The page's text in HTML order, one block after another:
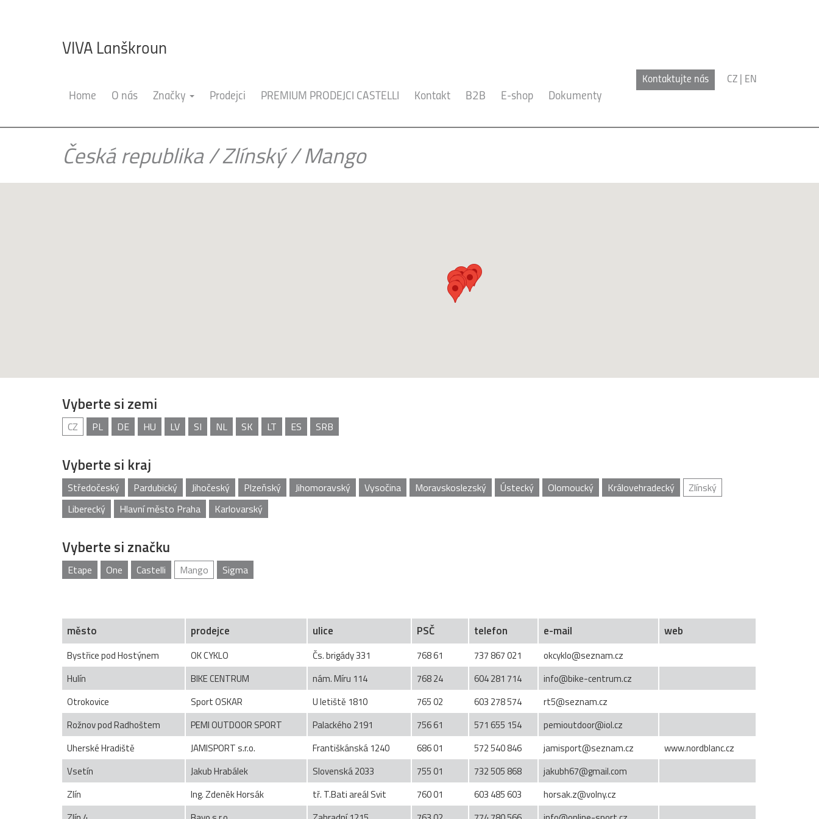
VIVA Lanškroun
CZ EN
Kontaktujte nás
Home O nás Značky Prodejci PREMIUM PRODEJCI CASTELLI Kontakt B2B E-shop Dokumenty
Česká republika/Zlínský/Mango
Vyberte si zemi
CZ PL DE HU LV SI NL SK LT ES SRB
Vyberte si kraj
Středočeský Pardubický Jihočeský Plzeňský Jihomoravský Vysočina Moravskoslezský Ústecký Olomoucký Královehradecký
Zlínský
Liberecký
Hlavní město Praha Karlovarský
Vyberte si značku
Etape One Castelli Mango Sigma
město prodejce ulice PSČ telefon e-mail web
Bystřice pod Hostýnem OK CYKLO Čs. brigády 331 768 61 737 867 021
okcyklo@seznam.cz
Hulín
BIKE CENTRUM nám. Míru 114 768 24 604 281 714
info@bike-centrum.cz
Otrokovice
Sport OSKAR U letiště 1810 765 02 603 278 574
rt5@seznam.cz
Rožnov pod Radhoštem
PEMI OUTDOOR SPORT Palackého 2191 756 61 571 655 154
pemioutdoor@iol.cz
Uherské Hradiště
JAMISPORT s.r.o. Františkánská 1240 686 01 572 540 846 jamisport@seznam.cz
www.nordblanc.cz
Vsetín
Jakub Hrabálek Slovenská 2033 755 01 732 505 868
jakubh67@gmail.com
Zlín
Ing. Zdeněk Horsák tř. T.Bati areál Svit 760 01 603 485 603
horsak.z@volny.cz